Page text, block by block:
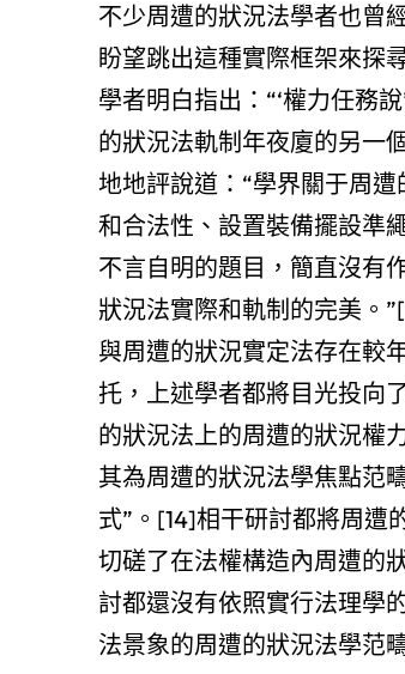
不少周遭的狀況法學者也曾
盼望跳出這種實際框架來探
學者明白指出：“‘權力任務
的狀況法軌制年夜廈的另一
地地評說道：“學界關于周
和合法性、設置裝備擺設準
不言自明的題目，簡直沒有
狀況法實際和軌制的完美。
與周遭的狀況實定法存在較
托，上述學者都將目光投向
的狀況法上的周遭的狀況權
其為周遭的狀況法學焦點范
式”。[14]相干研討都將周遭
切磋了在法權構造內周遭的
討都還沒有依照實行法理學
法景象的周遭的狀況法學范